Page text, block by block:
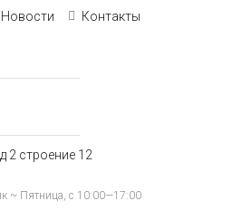
2 строение 12
~ Пятница, с 10:00—17:00
Новости Контакты